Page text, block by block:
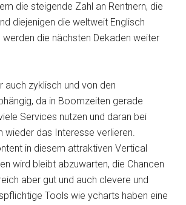
die steigende Zahl an Rentnern, die
diejenigen die weltweit Englisch
die nächsten Dekaden weiter
auch zyklisch und von den
da in Boomzeiten gerade
Services nutzen und daran bei
wieder das Interesse verlieren.
in diesem attraktiven Vertical
wird bleibt abzuwarten, die Chancen
aber gut und auch clevere und
Tools wie ycharts haben eine